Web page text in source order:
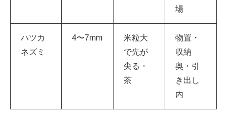
場
ハツカ
ネズミ
4〜7mm
米粒大
で先が
尖る・
茶
物置・
収納
奥・引
き出し
内